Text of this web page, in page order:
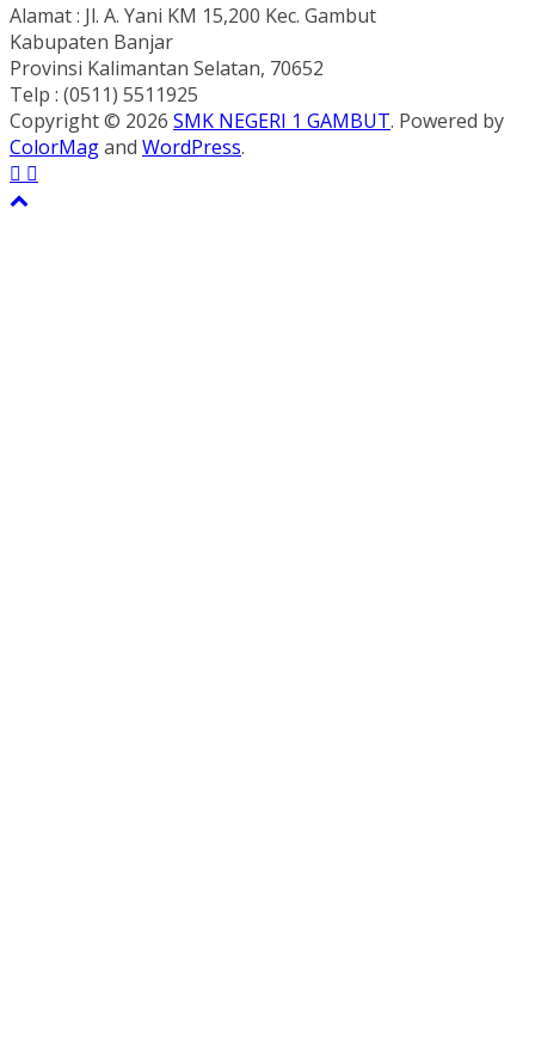
Alamat : Jl. A. Yani KM 15,200 Kec. Gambut
Kabupaten Banjar
Provinsi Kalimantan Selatan, 70652
Telp : (0511) 5511925
Copyright © 2026 SMK NEGERI 1 GAMBUT. Powered by
ColorMagand WordPress.